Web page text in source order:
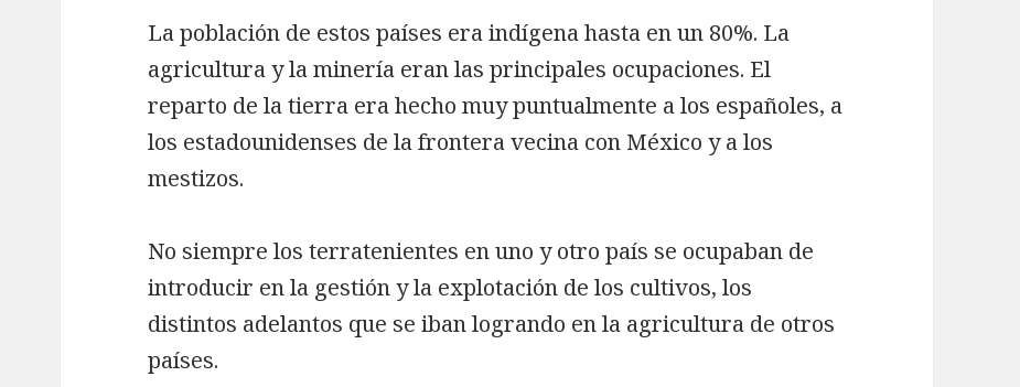
La población de estos países era indígena hasta en un 80%. La
agricultura y la minería eran las principales ocupaciones. El
reparto de la tierra era hecho muy puntualmente a los españoles, a
los estadounidenses de la frontera vecina con México y a los
mestizos.
No siempre los terratenientes en uno y otro país se ocupaban de
introducir en la gestión y la explotación de los cultivos, los
distintos adelantos que se iban logrando en la agricultura de otros
países.